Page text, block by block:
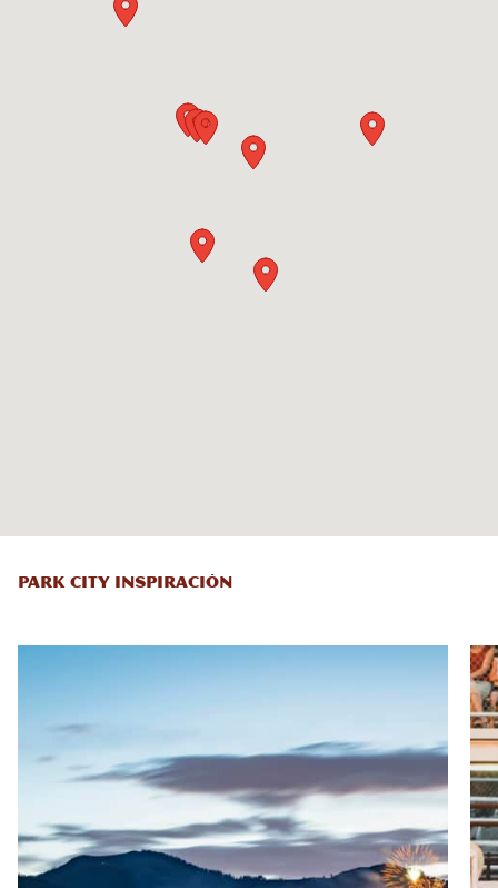
PARK CITY INSPIRACIÓN